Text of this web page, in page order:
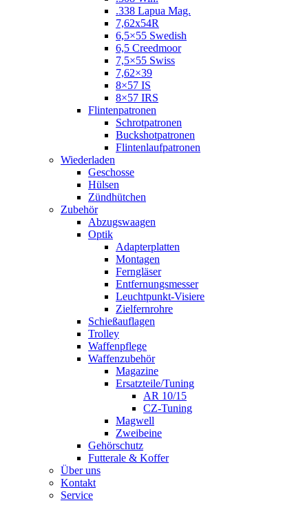
.338 Lapua Mag.
7,62x54R
6,5×55 Swedish
6,5 Creedmoor
7,5×55 Swiss
7,62×39
8×57 IS
8×57 IRS
Flintenpatronen
Schrotpatronen
Buckshotpatronen
Flintenlaufpatronen
Wiederladen
Geschosse
Hülsen
Zündhütchen
Zubehör
Abzugswaagen
Optik
Adapterplatten
Montagen
Ferngläser
Entfernungsmesser
Leuchtpunkt-Visiere
Zielfernrohre
Schießauflagen
Trolley
Waffenpflege
Waffenzubehör
Magazine
Ersatzteile/Tuning
AR 10/15
CZ-Tuning
Magwell
Zweibeine
Gehörschutz
Futterale & Koffer
Über uns
Kontakt
Service